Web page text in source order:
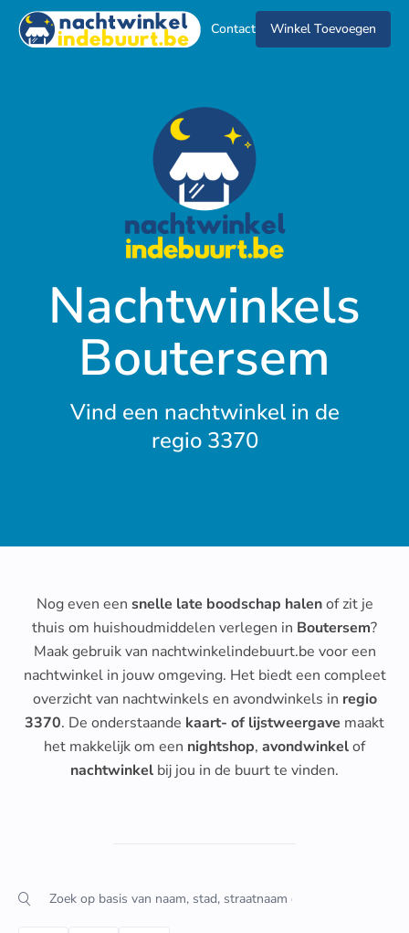
Contact Winkel Toevoegen
Nachtwinkels
Boutersem
Vind een nachtwinkel in de
regio 3370
Nog even een snelle late boodschap halenof zit je
thuis om huishoudmiddelen verlegen in Boutersem?
Maak gebruik van nachtwinkelindebuurt.be voor een
nachtwinkel in jouw omgeving. Het biedt een compleet
overzicht van nachtwinkels en avondwinkels in regio
3370. De onderstaande kaart- of lijstweergave maakt
het makkelijk om een nightshop, avondwinkelof
nachtwinkel bij jou in de buurt te vinden.